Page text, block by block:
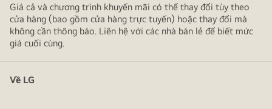
Giá cả và chương trình khuyến mãi có thể thay đổi tùy theo
cửa hàng (bao gồm cửa hàng trực tuyến) hoặc thay đổi mà
không cần thông báo. Liên hệ với các nhà bán lẻ để biết mức
giá cuối cùng.
Về LG